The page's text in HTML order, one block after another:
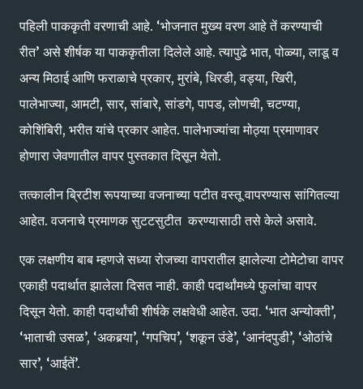
पहिली पाककृती वरणाची आहे. ‘भोजनात मुख्य वरण आहे तें करण्याची
रीत’ असे शीर्षक या पाककृतीला दिलेले आहे. त्यापुढे भात, पोळ्या, लाडू व
अन्य मिठाई आणि फराळाचे प्रकार, मुरांबे, धिरडी, वड्या, खिरी,
पालेभाज्या, आमटी, सार, सांबारे, सांडगे, पापड, लोणची, चटण्या,
कोशिंबिरी, भरीत यांचे प्रकार आहेत. पालेभाज्यांचा मोठ्या प्रमाणावर
होणारा जेवणातील वापर पुस्तकात दिसून येतो.
तत्कालीन ब्रिटीश रूपयाच्या वजनाच्या पटीत वस्तू वापरण्यास सांगितल्या
आहेत. वजनाचे प्रमाणक सुटटसुटीत करण्यासाठी तसे केले असावे.
एक लक्षणीय बाब म्हणजे सध्या रोजच्या वापरातील झालेल्या टोमेटोचा वापर
एकाही पदार्थात झालेला दिसत नाही. काही पदार्थांमध्ये फुलांचा वापर
दिसून येतो. काही पदार्थांची शीर्षके लक्षवेधी आहेत. उदा. ‘भात अन्योक्ती’,
‘भाताची उसळ’, ‘अकबर्‍या’, ‘गपचिप’, ‘शकून उंडे’, ‘आनंदपुडी’, ‘ओठांचे
सार’, ‘आईतें’.